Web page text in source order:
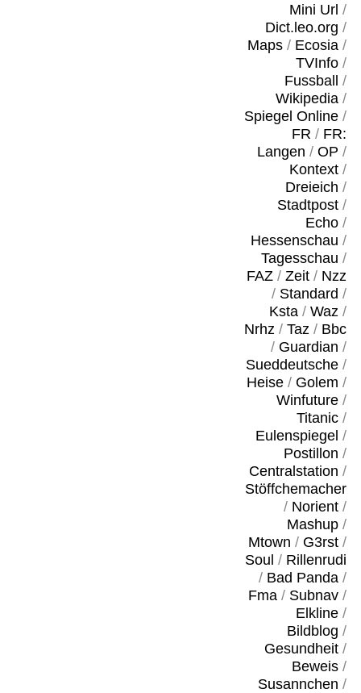
Mini Url /
Dict.leo.org /
Maps/ Ecosia/
TVInfo/
Fussball
/
Wikipedia/
Spiegel Online/
FR / FR:
Langen / OP /
Kontext/
Dreieich /
Stadtpost/
Echo/
Hessenschau /
Tagesschau /
FAZ/ Zeit/ Nzz
/ Standard /
Ksta/ Waz/
Nrhz/ Taz/ Bbc
/ Guardian /
Sueddeutsche/
Heise/ Golem /
Winfuture/
Titanic/
Eulenspiegel /
Postillon /
Centralstation /
Stöffchemacher
/ Norient/
Mashup/
Mtown / G3rst/
Soul / Rillenrudi
/ Bad Panda/
Fma/ Subnav/
Elkline/
Bildblog /
Gesundheit/
Beweis/
Susannchen /